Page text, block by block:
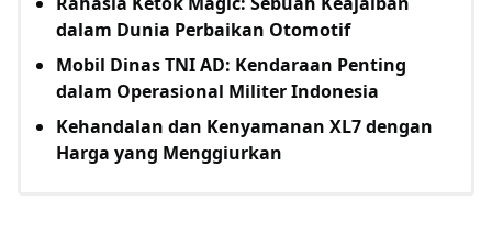
dalam Dunia Perbaikan Otomotif
Mobil Dinas TNI AD: Kendaraan Penting
dalam Operasional Militer Indonesia
Kehandalan dan Kenyamanan XL7 dengan
Harga yang Menggiurkan